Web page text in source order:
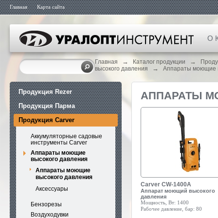
Главная Карта сайта
О
Главная → Каталог продукции →
высокого давления
→ Аппараты моющие
Продукция Rezer
Продукция Парма
Продукция Carver
Аккумуляторные садовые
инструменты Carver
Аппараты моющие
высокого давления
Аппараты моющие
высокого давления
Аксессуары
Бензорезы
Воздуходувки
АППАРАТЫ
Carver CW-1400A
Аппарат моющий высокого
давления
Мощность, Вт: 1400
Рабочее давление, бар: 80